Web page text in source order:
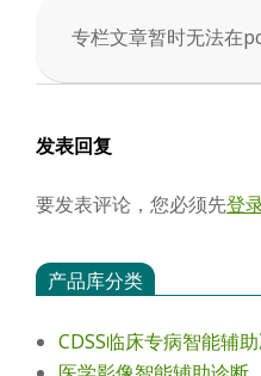
专栏文章暂时无法在
2025-
01
发表回复
要发表评论，您必须先登
产品库分类
CDSS临床专病智能辅